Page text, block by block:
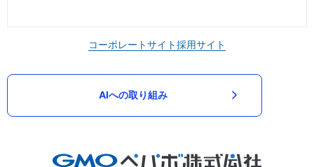
コーポレートサイト採用サイト
AIへの取り組み